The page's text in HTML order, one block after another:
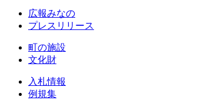
広報みなの
プレスリリース
町の施設
文化財
入札情報
例規集